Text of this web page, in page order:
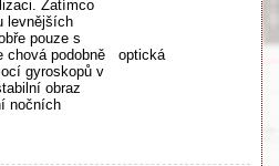
Zatímco
levnějších
pouze s
chová podobně
gyroskopů v
obraz
nočních
optická